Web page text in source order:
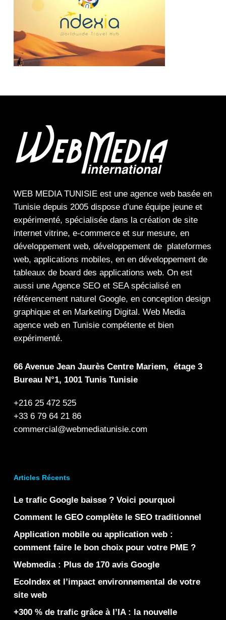
WEB MEDIA TUNISIEest une agence webbasée en
Tunisie depuis 2005 dispose d’une équipe jeune et
expérimenté, spécialisée dans la création de site
internet vitrine, e-commerceet sur mesure, en
développement web, développement de plateformes
web, applications mobiles, en en développement de
tableaux de boarddes applications web. On est
aussi une Agence SEOet SEAspécialisé en
référencement naturel Google, en conception design
graphiqueet en Marketing Digital. Web Media
agence web en Tunisie compétente et bien
expérimenté.
66 Avenue Jean Jaurès Centre Mariem, étage 3
Bureau N°1, 1001 Tunis Tunisie
+216 25 472 525
+33 6 79 64 21 86
commercial@webmediatunisie.com
Articles Récents
Le trafic Google baisse ? Voici pourquoi
Comment le GEO complète le SEO traditionnel
Application mobile ou application web :
comment faire le bon choix pour votre PME ?
Webmedia : Plus de 170 avis Google
EcoIndex et l’impact environnemental de votre
site web
+300 % de trafic grâce à l’IA : la nouvelle